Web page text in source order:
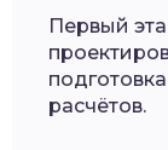
Первый
расчётов.